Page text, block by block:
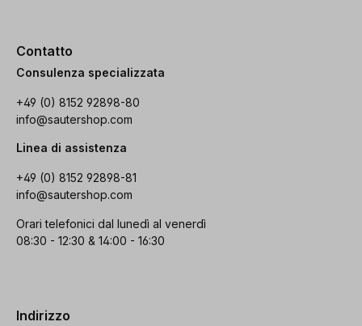
Contatto
Consulenza specializzata
+49 (0) 8152 92898-80
info@sautershop.com
Linea di assistenza
+49 (0) 8152 92898-81
info@sautershop.com
Orari telefonici dal lunedì al venerdì
08:30 - 12:30 & 14:00 - 16:30
Indirizzo